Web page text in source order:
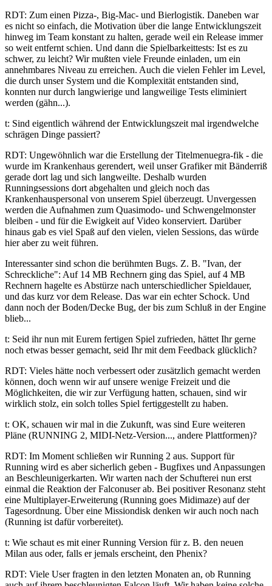
RDT: Zum einen Pizza-, Big-Mac- und Bierlogistik. Daneben war
es nicht so einfach, die Motivation über die lange Entwicklungszeit
hinweg im Team konstant zu halten, gerade weil ein Release immer
so weit entfernt schien. Und dann die Spielbarkeittests: Ist es zu
schwer, zu leicht? Wir mußten viele Freunde einladen, um ein
annehmbares Niveau zu erreichen. Auch die vielen Fehler im Level,
die durch unser System und die Komplexität entstanden sind,
konnten nur durch langwierige und langweilige Tests eliminiert
werden (gähn...).
t: Sind eigentlich während der Entwicklungszeit mal irgendwelche
schrägen Dinge passiert?
RDT: Ungewöhnlich war die Erstellung der Titelmenuegra-fik - die
wurde im Krankenhaus gerendert, weil unser Grafiker mit Bänderriß
gerade dort lag und sich langweilte. Deshalb wurden
Runningsessions dort abgehalten und gleich noch das
Krankenhauspersonal von unserem Spiel überzeugt. Unvergessen
werden die Aufnahmen zum Quasimodo- und Schwengelmonster
bleiben - und für die Ewigkeit auf Video konserviert. Darüber
hinaus gab es viel Spaß auf den vielen, vielen Sessions, das würde
hier aber zu weit führen.
Interessanter sind schon die berühmten Bugs. Z. B. "Ivan, der
Schreckliche": Auf 14 MB Rechnern ging das Spiel, auf 4 MB
Rechnern hagelte es Abstürze nach unterschiedlicher Spieldauer,
und das kurz vor dem Release. Das war ein echter Schock. Und
dann noch der Boden/Decke Bug, der bis zum Schluß in der Engine
blieb...
t: Seid ihr nun mit Eurem fertigen Spiel zufrieden, hättet Ihr gerne
noch etwas besser gemacht, seid Ihr mit dem Feedback glücklich?
RDT: Vieles hätte noch verbessert oder zusätzlich gemacht werden
können, doch wenn wir auf unsere wenige Freizeit und die
Möglichkeiten, die wir zur Verfügung hatten, schauen, sind wir
wirklich stolz, ein solch tolles Spiel fertiggestellt zu haben.
t: OK, schauen wir mal in die Zukunft, was sind Eure weiteren
Pläne (RUNNING 2, MIDI-Netz-Version..., andere Plattformen)?
RDT: Im Moment schließen wir Running 2 aus. Support für
Running wird es aber sicherlich geben - Bugfixes und Anpassungen
an Beschleunigerkarten. Wir warten nach der Schufterei nun erst
einmal die Reaktion der Falconuser ab. Bei positiver Resonanz steht
eine Multiplayer-Erweiterung (Running goes Midimaze) auf der
Tagesordnung. Über eine Missiondisk denken wir auch noch nach
(Running ist dafür vorbereitet).
t: Wie schaut es mit einer Running Version für z. B. den neuen
Milan aus oder, falls er jemals erscheint, den Phenix?
RDT: Viele User fragten in den letzten Monaten an, ob Running